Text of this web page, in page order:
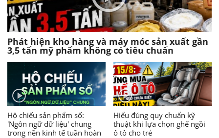
Phát hiện kho hàng và máy móc sản xuất gần
3,5 tấn mỹ phẩm không có tiêu chuẩn
Hộ chiếu sản phẩm số:
'Ngôn ngữ dữ liệu' chung
trong nền kinh tế tuần hoàn
Hiểu đúng quy chuẩn kỹ
thuật khi lựa chọn ghế ngồi
ô tô cho trẻ